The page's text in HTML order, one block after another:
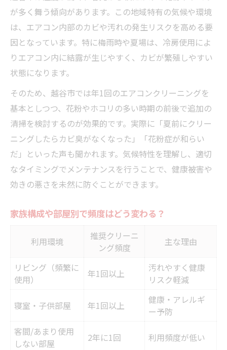
が多く舞う傾向があります。この地域特有の気候や環境
は、エアコン内部のカビや汚れの発生リスクを高める要
因となっています。特に梅雨時や夏場は、冷房使用によ
りエアコン内に結露が生じやすく、カビが繁殖しやすい
状態になります。
そのため、越谷市では年1回のエアコンクリーニングを
基本としつつ、花粉やホコリの多い時期の前後で追加の
清掃を検討するのが効果的です。実際に「夏前にクリー
ニングしたらカビ臭がなくなった」「花粉症が和らい
だ」といった声も聞かれます。気候特性を理解し、適切
なタイミングでメンテナンスを行うことで、健康被害や
効きの悪さを未然に防ぐことができます。
家族構成や部屋別で頻度はどう変わる？
利用環境
推奨クリーニ
ング頻度
主な理由
リビング（頻繁に
使用）
年1回以上
汚れやすく健康
リスク軽減
寝室・子供部屋 年1回以上
健康・アレルギ
ー予防
客間/あまり使用
しない部屋
2年に1回 利用頻度が低い